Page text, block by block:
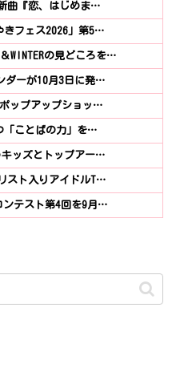
新曲『恋、はじめま…
きフェス2026」第5…
＆WINTERの見どころを…
ダーが10月3日に発…
ップアップショッ…
「ことばの力」を…
キッズとトップアー…
スト入りアイドルT…
ンテスト第4回を9月…